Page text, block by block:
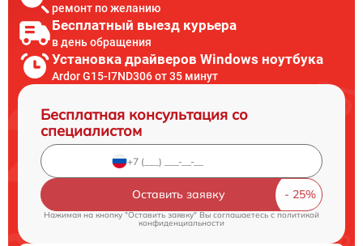
ремонт по желанию
Бесплатный выезд курьера
в день обращения
Установка драйверов Windows ноутбука
Ardor G15-I7ND306 от 35 минут
Бесплатная консультация со
специалистом
Оставить заявку
Нажимая на кнопку "Оставить заявку" Вы соглашаетесь cполитикой
конфиденциальности